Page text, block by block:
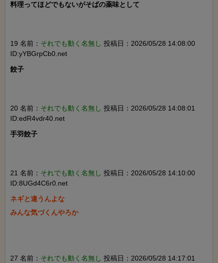
料理ってほどでもないがそばの薬味として
19 名前： それでも動く名無し 投稿日：2026/05/28 14:08:00
ID:yYBGrpCb0.net
餃子
20 名前： それでも動く名無し 投稿日：2026/05/28 14:08:01
ID:edR4vdr40.net
手羽餃子
21 名前： それでも動く名無し 投稿日：2026/05/28 14:10:00
ID:8UGd4C6r0.net
ネギと違うんよな
みんな気づくんやろか
27 名前： それでも動く名無し 投稿日：2026/05/28 14:17:01